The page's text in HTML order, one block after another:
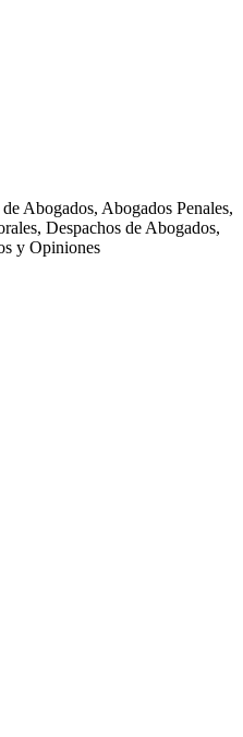
Abogados, Abogados Penales,
Despachos de Abogados,
y Opiniones